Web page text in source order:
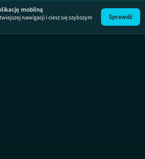
mobilną
nawigacji i ciesz się szybszym
Sprawdź